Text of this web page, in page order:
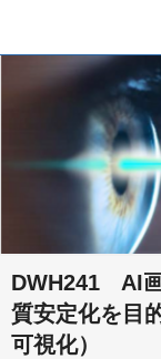
DWH241 AI
質安定化を目
可視化）